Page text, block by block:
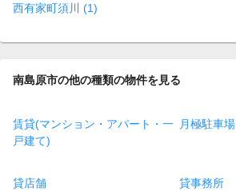
西有家町須川 (1)
南島原市の他の種類の物件を見る
賃貸(マンション・アパート・一
戸建て)
月極駐車場
貸店舗 貸事務所